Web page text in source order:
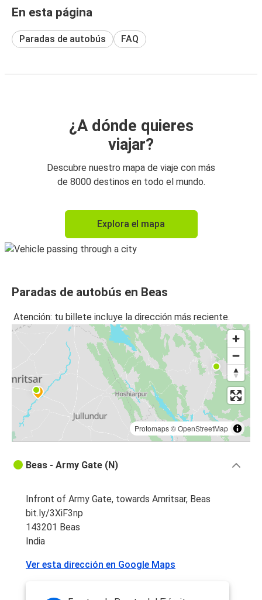
En esta página
Paradas de autobús FAQ
¿A dónde quieres
viajar?
Descubre nuestro mapa de viaje con más
de 8000 destinos en todo el mundo.
Explora el mapa
Paradas de autobús en Beas
Atención: tu billete incluye la dirección más reciente.
Protomaps©OpenStreetMap
Beas - Army Gate (N)
Infront of Army Gate, towards Amritsar, Beas
bit.ly/3XiF3np
143201 Beas
India
Ver esta dirección en Google Maps